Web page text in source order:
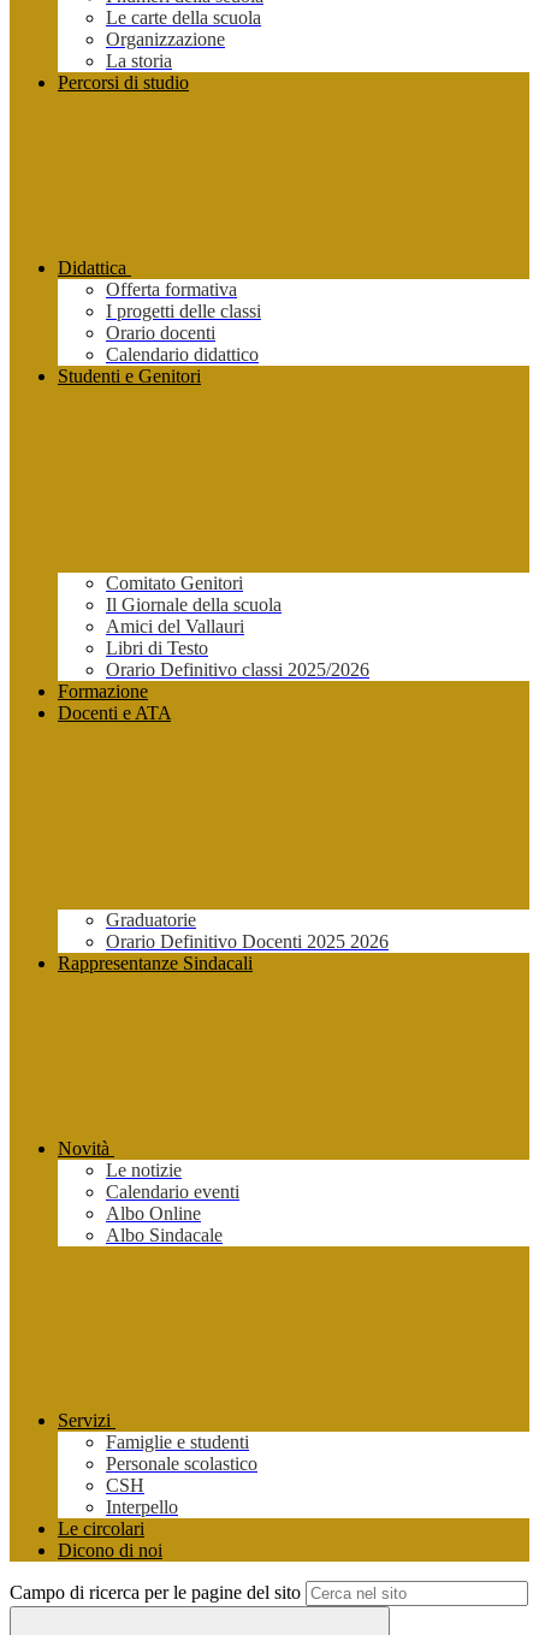
Le carte della scuola
Organizzazione
La storia
Percorsi di studio
Didattica
Offerta formativa
I progetti delle classi
Orario docenti
Calendario didattico
Studenti e Genitori
Comitato Genitori
Il Giornale della scuola
Amici del Vallauri
Libri di Testo
Orario Definitivo classi 2025/2026
Formazione
Docenti e ATA
Graduatorie
Orario Definitivo Docenti 2025 2026
Rappresentanze Sindacali
Novità
Le notizie
Calendario eventi
Albo Online
Albo Sindacale
Servizi
Famiglie e studenti
Personale scolastico
CSH
Interpello
Le circolari
Dicono di noi
Campo di ricerca per le pagine del sito